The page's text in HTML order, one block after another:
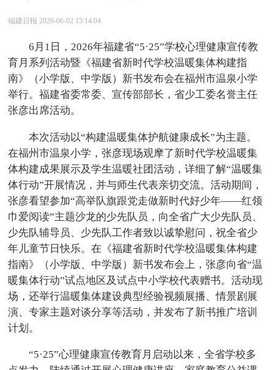
福建日报 2026-06-02 15:14:04
6月1日，2026年福建省“5·25”学校心理健康宣传教
育月系列活动暨《福建省新时代学校温暖集体构建指
南》（小学版、中学版）新书发布会在福州市温泉小学
举行。福建省委常委、宣传部部长，省少工委名誉主任
张彦出席活动。
本次活动以“构建温暖集体护航健康成长”为主题。
在福州市温泉小学，张彦现场观摩了新时代学校温暖集
体构建成果展示及学生温暖社团活动，详细了解“温暖集
体行动”开展情况，并与师生代表亲切交流。活动期间，
张彦看望参加“高举队旗跟党走做新时代好少年——红领
巾爱阅读”主题沙龙的少先队员，向全省广大少先队员、
少先队辅导员、少先队工作者致以诚挚慰问，祝全省少
年儿童节日快乐。在《福建省新时代学校温暖集体构建
指南》（小学版、中学版）新书发布会上，张彦向省“温
暖集体行动”试点地区及试点中小学校代表赠书。活动现
场，还举行温暖集体建设典型经验视频展播、情景剧展
演、专家主题对谈分享等活动，并发布了新书推广培训
计划。
“5·25”心理健康宣传教育月启动以来，全省学校多